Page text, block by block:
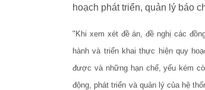
hoạch phát triển, quản lý báo
"Khi xem xét đề án, đề nghị các
hành và triển khai thực hiện quy
được và những hạn chế, yếu kém
động, phát triển và quản lý của hệ